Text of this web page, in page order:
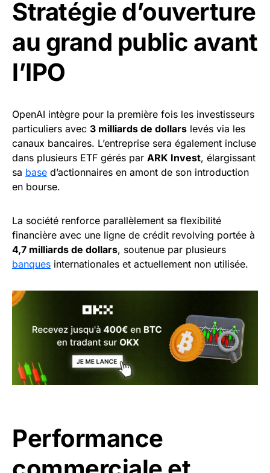
Stratégie d’ouverture
au grand public avant
l’IPO
OpenAI intègre pour la première fois les investisseurs
particuliers avec 3 milliards de dollars levés via les
canaux bancaires. L’entreprise sera également incluse
dans plusieurs ETF gérés par ARK Invest, élargissant
sa base d’actionnaires en amont de son introduction
en bourse.
La société renforce parallèlement sa flexibilité
financière avec une ligne de crédit revolving portée à
4,7 milliards de dollars, soutenue par plusieurs
banques internationales et actuellement non utilisée.
Performance